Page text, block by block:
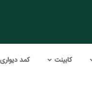
کابینت کمد دیواری